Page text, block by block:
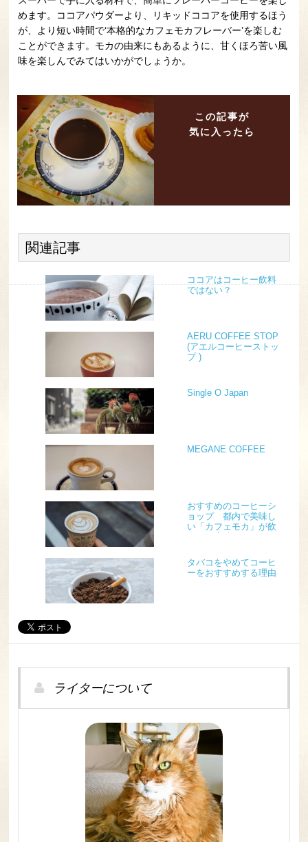
めます。ココアパウダーより、リキッドココアを使用するほう
が、より短い時間で‘本格的なカフェモカフレーバー’を楽しむ
ことができます。モカの由来にもあるように、甘くほろ苦い風
味を楽しんでみてはいかがでしょうか。
この記事が
気に入ったら
関連記事
ココアはコーヒー飲料
ではない？
AERU COFFEE STOP
(アエルコーヒーストッ
プ )
Single O Japan
MEGANE COFFEE
おすすめのコーヒーシ
ョップ 都内で美味し
い「カフェモカ」が飲
タバコをやめてコーヒ
ーをおすすめする理由
ライターについて